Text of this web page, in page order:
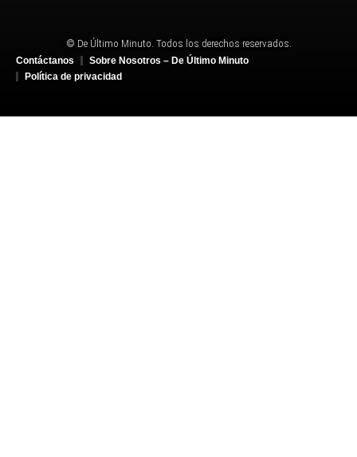
© De Último Minuto. Todos los derechos reservados.
Contáctanos
Sobre Nosotros – De Último Minuto
Política de privacidad